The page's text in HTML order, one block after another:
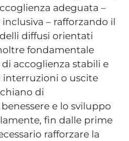
adeguata –
– rafforzando il
diffusi orientati
fondamentale
accoglienza stabili e
interruzioni o uscite
di
e lo sviluppo
fin dalle prime
rafforzare la